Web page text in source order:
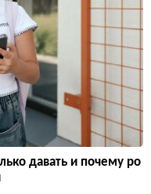
давать и почему ро